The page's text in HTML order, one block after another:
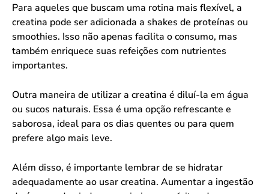
Para aqueles que buscam uma rotina mais flexível, a
creatina pode ser adicionada a shakes de proteínas ou
smoothies. Isso não apenas facilita o consumo, mas
também enriquece suas refeições com nutrientes
importantes.
Outra maneira de utilizar a creatina é diluí-la em água
ou sucos naturais. Essa é uma opção refrescante e
saborosa, ideal para os dias quentes ou para quem
prefere algo mais leve.
Além disso, é importante lembrar de se hidratar
adequadamente ao usar creatina. Aumentar a ingestão